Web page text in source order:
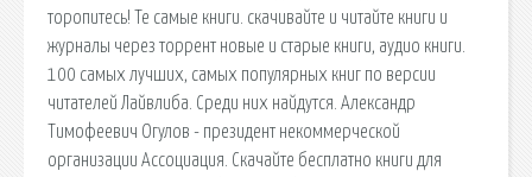
торопитесь! Те самые книги. скачивайте и читайте книги и
журналы через торрент новые и старые книги, аудио книги.
100 самых лучших, самых популярных книг по версии
читателей Лайвлиба. Среди них найдутся. Александр
Тимофеевич Огулов - президент некоммерческой
организации Ассоциация. Cкачайте бесплатно книги для